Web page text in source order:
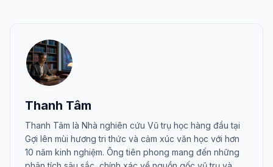
Thanh Tâm
Thanh Tâm là Nhà nghiên cứu Vũ trụ học hàng đầu tại
Gợi lên mùi hương tri thức và cảm xúc văn học với hơn
10 năm kinh nghiệm. Ông tiên phong mang đến những